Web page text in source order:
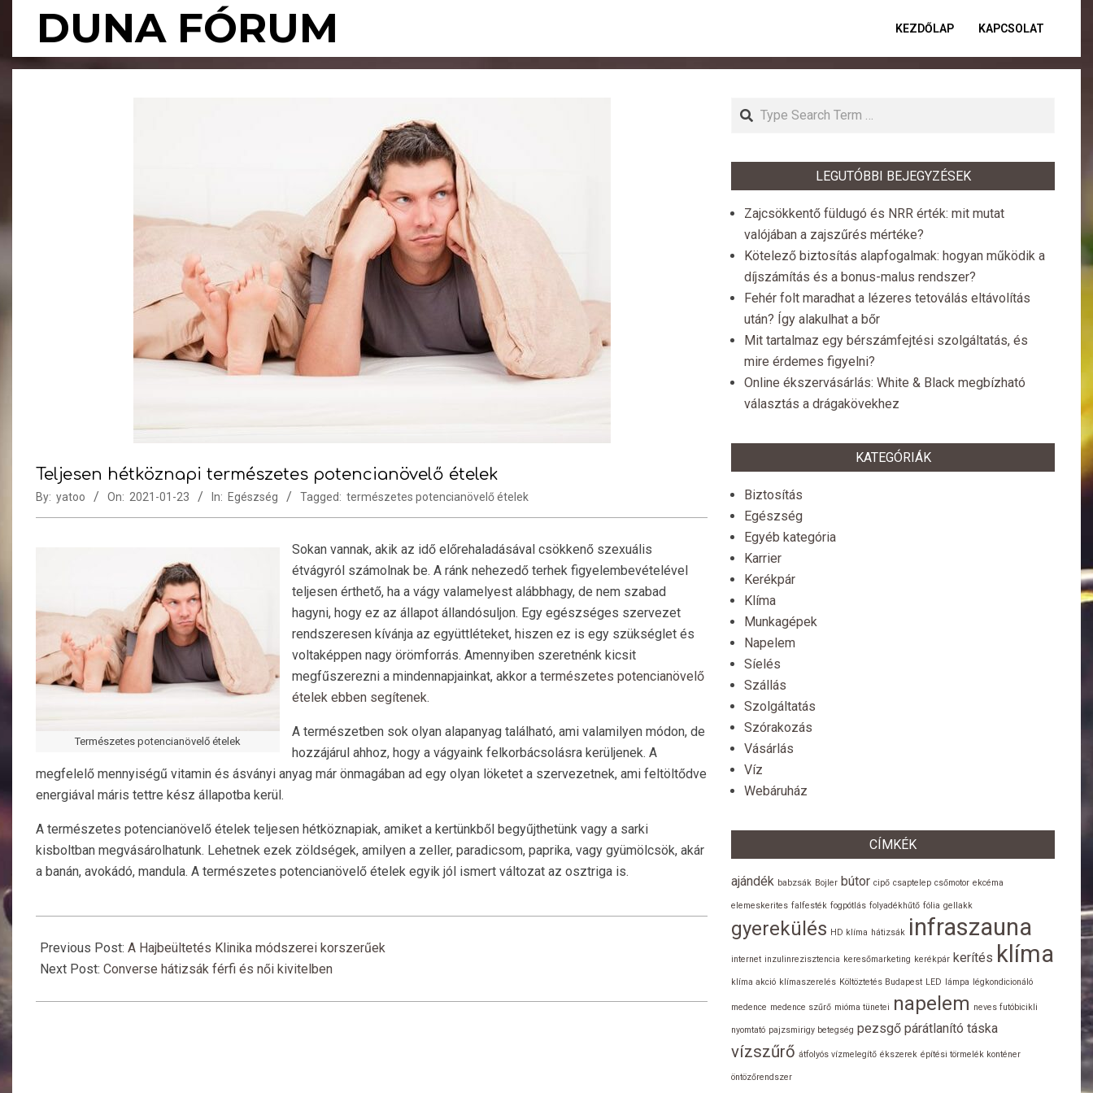
DUNA FÓRUM KEZDŐLAP KAPCSOLAT
Teljesen hétköznapi természetes potencianövelő ételek
By: yatoo On: 2021-01-23 In: Egészség Tagged: természetes potencianövelő ételek
Természetes potencianövelő ételek
Sokan vannak, akik az idő előrehaladásával csökkenő szexuális
étvágyról számolnak be. A ránk nehezedő terhek figyelembevételével
teljesen érthető, ha a vágy valamelyest alábbhagy, de nem szabad
hagyni, hogy ez az állapot állandósuljon. Egy egészséges szervezet
rendszeresen kívánja az együttléteket, hiszen ez is egy szükséglet és
voltaképpen nagy örömforrás. Amennyiben szeretnénk kicsit
megfűszerezni a mindennapjainkat, akkor a természetes potencianövelő
ételek ebben segítenek.
A természetben sok olyan alapanyag található, ami valamilyen módon, de
hozzájárul ahhoz, hogy a vágyaink felkorbácsolásra kerüljenek. A
megfelelő mennyiségű vitamin és ásványi anyag már önmagában ad egy olyan löketet a szervezetnek, ami feltöltődve
energiával máris tettre kész állapotba kerül.
A természetes potencianövelő ételek teljesen hétköznapiak, amiket a kertünkből begyűjthetünk vagy a sarki
kisboltban megvásárolhatunk. Lehetnek ezek zöldségek, amilyen a zeller, paradicsom, paprika, vagy gyümölcsök, akár
a banán, avokádó, mandula. A természetes potencianövelő ételek egyik jól ismert változat az osztriga is.
01-
23
Previous Post: A Hajbeültetés Klinika módszerei korszerűek
Next Post: Converse hátizsák férfi és női kivitelben
Search
LEGUTÓBBI BEJEGYZÉSEK
Zajcsökkentő füldugó és NRR érték: mit mutat
valójában a zajszűrés mértéke?
Kötelező biztosítás alapfogalmak: hogyan működik a
díjszámítás és a bonus-malus rendszer?
Fehér folt maradhat a lézeres tetoválás eltávolítás
után? Így alakulhat a bőr
Mit tartalmaz egy bérszámfejtési szolgáltatás, és
mire érdemes figyelni?
Online ékszervásárlás: White & Black megbízható
választás a drágakövekhez
KATEGÓRIÁK
Biztosítás
Egészség
Egyéb kategória
Karrier
Kerékpár
Klíma
Munkagépek
Napelem
Síelés
Szállás
Szolgáltatás
Szórakozás
Vásárlás
Víz
Webáruház
CÍMKÉK
ajándék babzsák Bojler bútor cipő csaptelep csőmotor ekcéma
elemeskerites falfesték fogpótlás folyadékhűtő fólia gellakk
gyerekülés HD klíma hátizsák infraszauna
internet inzulinrezisztencia keresőmarketing kerékpár kerítés klíma
klíma akció klímaszerelés Költöztetés Budapest LED lámpa légkondicionáló
medence medence szűrő mióma tünetei napelem neves futóbicikli
nyomtató pajzsmirigy betegség pezsgő párátlanító táska
vízszűrő átfolyós vízmelegítő ékszerek építési törmelék konténer
öntözőrendszer